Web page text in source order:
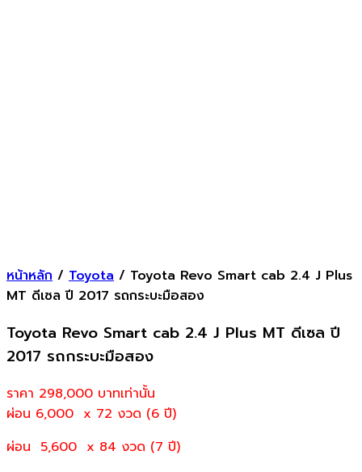
หน้าหลัก / Toyota / Toyota Revo Smart cab 2.4 J Plus
MT ดีเซล ปี 2017 รถกระบะมือสอง
Toyota Revo Smart cab 2.4 J Plus MT ดีเซล ปี
2017 รถกระบะมือสอง
ราคา 298,000 บาทเท่านั้น
ผ่อน 6,000 x 72 งวด (6 ปี)
ผ่อน 5,600 x 84 งวด (7 ปี)